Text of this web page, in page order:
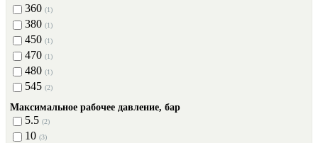
360 (1)
380 (1)
450 (1)
470 (1)
480 (1)
545 (2)
Максимальное рабочее давление, бар
5.5 (2)
10 (3)